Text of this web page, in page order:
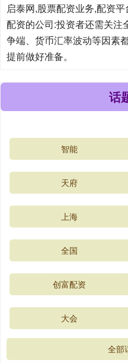
启泰网,股票配资业务,配资
配资的公司:投资者还需关注
争端、货币汇率波动等因素
提前做好准备。
话
智能
天府
上海
全国
创富配资
大会
全部